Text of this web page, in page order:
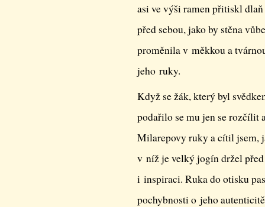
asi ve výši ramen přitiskl
před sebou, jako by stěna
proměnila v měkkou a
jeho ruky.
Když se žák, který byl
podařilo se mu jen se rozčílit
Milarepovy ruky a cítil jsem,
v níž je velký jogín držel
i inspiraci. Ruka do otisku
pochybnosti o jeho